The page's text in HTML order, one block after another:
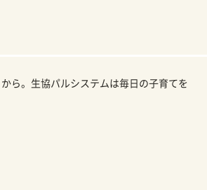
ら。生協パルシステムは毎日の子育てを